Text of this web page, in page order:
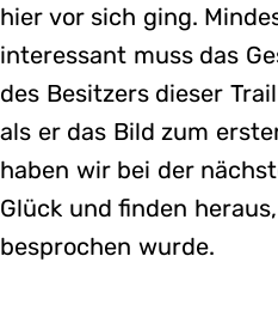
hier vor sich ging.
interessant muss das
des Besitzers dieser
als er das Bild zum
haben wir bei der
Glück und finden
besprochen wurde.